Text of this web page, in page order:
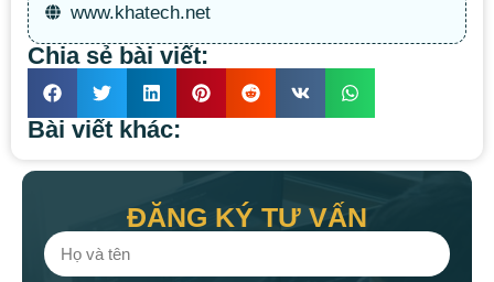
www.khatech.net
Chia sẻ bài viết:
Bài viết khác:
ĐĂNG KÝ TƯ VẤN